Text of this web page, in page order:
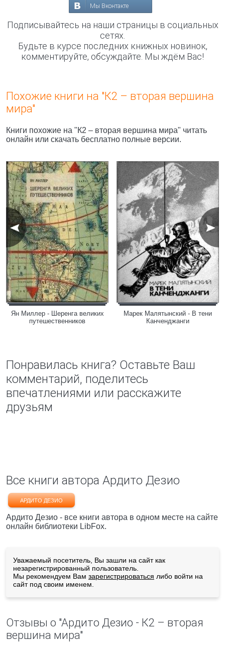
Мы Вконтакте
Подписывайтесь на наши страницы в социальных
сетях.
Будьте в курсе последних книжных новинок,
комментируйте, обсуждайте. Мы ждём Вас!
Похожие книги на "К2 – вторая вершина
мира"
Книги похожие на "К2 – вторая вершина мира" читать
онлайн или скачать бесплатно полные версии.
Ян Миллер - Шеренга великих
путешественников
Марек Малятынский - В тени
Канченджанги
Понравилась книга? Оставьте Ваш
комментарий, поделитесь
впечатлениями или расскажите
друзьям
Все книги автора Ардито Дезио
АРДИТО ДЕЗИО
Ардито Дезио - все книги автора в одном месте на сайте
онлайн библиотеки LibFox.
Уважаемый посетитель, Вы зашли на сайт как
незарегистрированный пользователь.
Мы рекомендуем Вам зарегистрироваться либо войти на
сайт под своим именем.
Отзывы о "Ардито Дезио - К2 – вторая
вершина мира"